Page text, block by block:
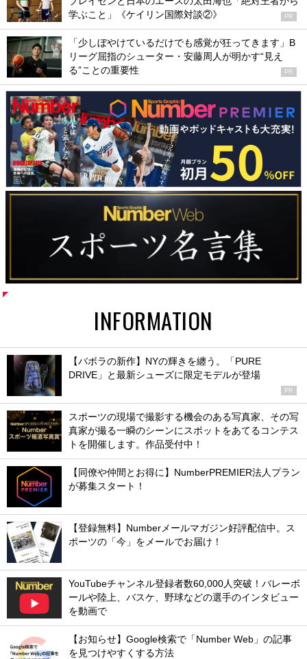
学ぶこと」《ケイリン国際対談②》
PR
「少しぼやけているだけでも感覚が狂ってきます」B
リーグ屈指のシューター・安藤周人が明かす“見え
る”ことの重要性
PR
INFORMATION
【バボラの新作】NYの輝きを纏う。「PURE
DRIVE」と最新シューズに限定モデルが登場
PR
スポーツの現場で撮影する機会のある写真家、その写
真家が撮る一瞬のシーンにスポットをあてるコンテス
トを開催します。作品受付中！
【同僚や仲間とお得に】NumberPREMIER法人プラン
が募集スタート！
【登録無料】Numberメールマガジン好評配信中。ス
ポーツの「今」をメールでお届け！
YouTubeチャンネル登録者数60,000人突破！バレーボ
ールや陸上、バスケ、野球などの選手のインタビュー
を動画で
【お知らせ】Google検索で「Number Web」の記事
を見つけやすくする方法